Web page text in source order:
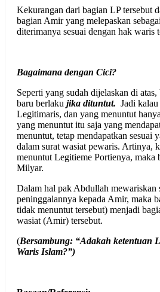
Kekurangan dari bagian LP tersebut
bagian Amir yang melepaskan
diterimanya sesuai dengan hak waris
Bagaimana dengan Cici?
Seperti yang sudah dijelaskan di
baru berlaku jika dituntut. Jadi
Legitimaris, dan yang menuntut
yang menuntut itu saja yang
menuntut, tetap mendapatkan sesuai
dalam surat wasiat pewaris. Artinya,
menuntut Legitieme Portienya, maka
Milyar.
Dalam hal pak Abdullah mewariskan
peninggalannya kepada Amir, maka
tidak menuntut tersebut) menjadi
wasiat (Amir) tersebut.
(Bersambung: “Adakah ketentuan
Waris Islam?”)